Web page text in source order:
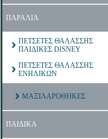
ΠΑΡΑΛΙΑ
ΠΕΤΣΕΤΕΣ ΘΑΛΑΣΣΗΣ
ΠΑΙΔΙΚΕΣ DISNEY
ΠΕΤΣΕΤΕΣ ΘΑΛΑΣΣΗΣ
ΕΝΗΛΙΚΩΝ
ΜΑΞΙΛΑΡΟΘΗΚΕΣ
ΠΑΙΔΙΚΑ